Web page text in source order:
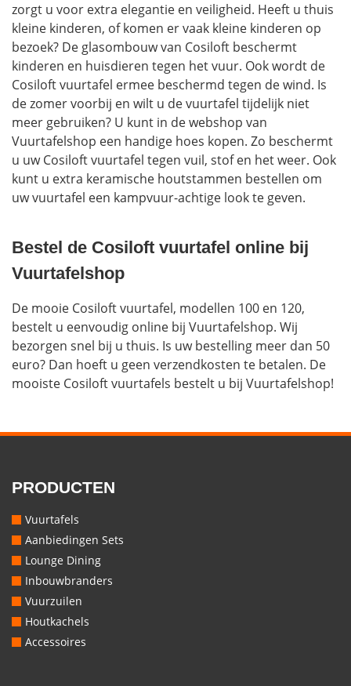
zorgt u voor extra elegantie en veiligheid. Heeft u thuis
kleine kinderen, of komen er vaak kleine kinderen op
bezoek? De glasombouw van Cosiloft beschermt
kinderen en huisdieren tegen het vuur. Ook wordt de
Cosiloft vuurtafel ermee beschermd tegen de wind. Is
de zomer voorbij en wilt u de vuurtafel tijdelijk niet
meer gebruiken? U kunt in de webshop van
Vuurtafelshop een handige hoes kopen. Zo beschermt
u uw Cosiloft vuurtafel tegen vuil, stof en het weer. Ook
kunt u extra keramische houtstammen bestellen om
uw vuurtafel een kampvuur-achtige look te geven.
Bestel de Cosiloft vuurtafel online bij
Vuurtafelshop
De mooie Cosiloft vuurtafel, modellen 100 en 120,
bestelt u eenvoudig online bij Vuurtafelshop. Wij
bezorgen snel bij u thuis. Is uw bestelling meer dan 50
euro? Dan hoeft u geen verzendkosten te betalen. De
mooiste Cosiloft vuurtafels bestelt u bij Vuurtafelshop!
PRODUCTEN
Vuurtafels
Aanbiedingen Sets
Lounge Dining
Inbouwbranders
Vuurzuilen
Houtkachels
Accessoires